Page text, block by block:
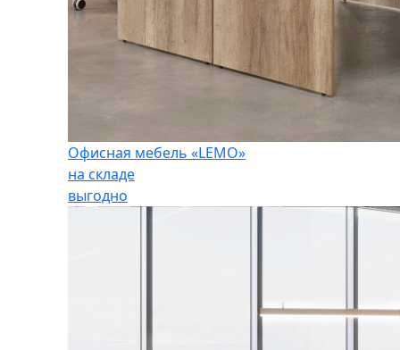
Офисная мебель «LEMO»
на складе
выгодно